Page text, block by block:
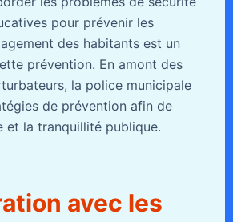
pour prévenir les
des habitants est un
prévention. En amont des
la police municipale
de prévention afin de
et la tranquillité publique.
avec les